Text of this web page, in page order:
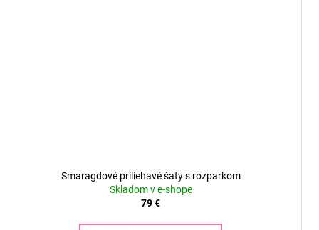
Smaragdové priliehavé šaty s rozparkom
Skladom v e-shope
79 €